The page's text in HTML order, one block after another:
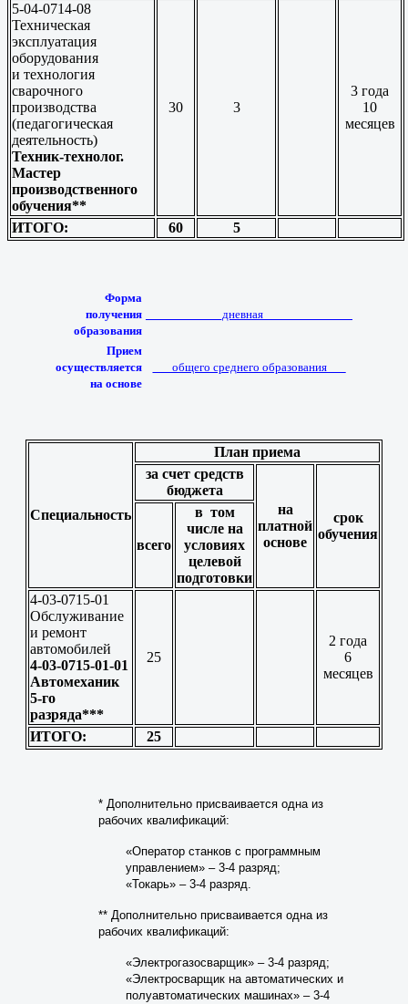
5-04-0714-08
Техническая
эксплуатация
оборудования
и технология
сварочного
производства
(педагогическая
деятельность)
Техник-технолог.
Мастер
производственного
обучения**
30 3
3 года
10
месяцев
ИТОГО: 60 5
Форма
получения
образования
____________дневная______________
Прием
осуществляется
на основе
___общего среднего образования___
Специальность
План приема
за счет средств
бюджета
на
платной
основе
срок
обучения
всего
в том
числе на
условиях
целевой
подготовки
4-03-0715-01
Обслуживание
и ремонт
автомобилей
4-03-0715-01-01
Автомеханик
5-го
разряда***
25
2 года
6
месяцев
ИТОГО: 25
* Дополнительно присваивается одна из
рабочих квалификаций:
«Оператор станков с программным
управлением» – 3-4 разряд;
«Токарь» – 3-4 разряд.
** Дополнительно присваивается одна из
рабочих квалификаций:
«Электрогазосварщик» – 3-4 разряд;
«Электросварщик на автоматических и
полуавтоматических машинах» – 3-4